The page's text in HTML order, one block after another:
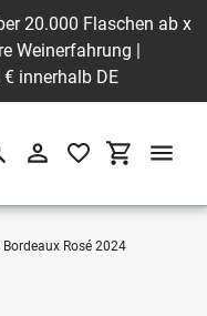
20.000 Flaschen ab
Weinerfahrung |
innerhalb DE
x
Einloggen
Rosé 2024